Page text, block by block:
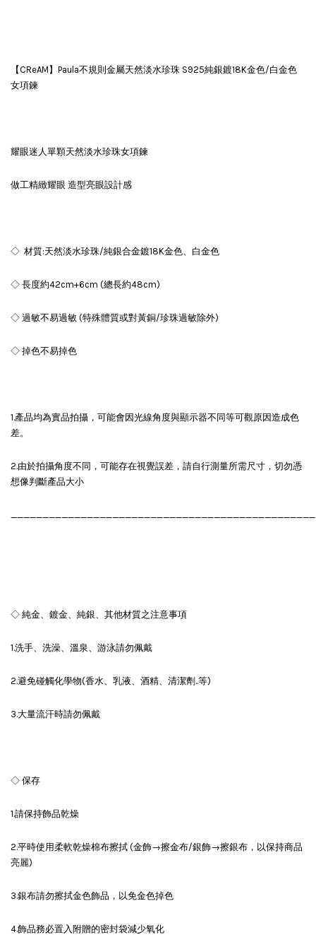
【CReAM】Paula不規則金屬天然淡水珍珠 S925純銀鍍18K金色/白金色
女項鍊
耀眼迷人單顆天然淡水珍珠女項鍊
做工精緻耀眼 造型亮眼設計感
◇ 材質:天然淡水珍珠/純銀合金鍍18K金色、白金色
◇ 長度約42cm+6cm (總長約48cm)
◇ 過敏不易過敏 (特殊體質或對黃銅/珍珠過敏除外)
◇ 掉色不易掉色
1.產品均為實品拍攝，可能會因光線角度與顯示器不同等可觀原因造成色
差。
2.由於拍攝角度不同，可能存在視覺誤差，請自行測量所需尺寸，切勿憑
想像判斷產品大小
◇ 純金、鍍金、純銀、其他材質之注意事項
1.洗手、洗澡、溫泉、游泳請勿佩戴
2.避免碰觸化學物(香水、乳液、酒精、清潔劑..等)
3.大量流汗時請勿佩戴
◇ 保存
1.請保持飾品乾燥
2.平時使用柔軟乾燥棉布擦拭 (金飾→擦金布/銀飾→擦銀布，以保持商品
亮麗)
3.銀布請勿擦拭金色飾品，以免金色掉色
4.飾品務必置入附贈的密封袋減少氧化